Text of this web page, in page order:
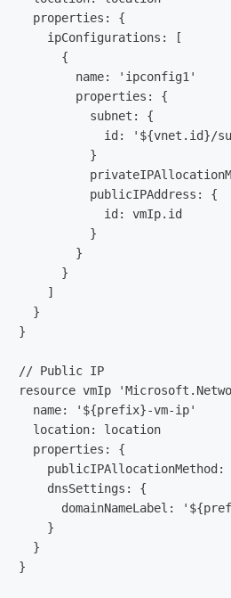
  properties: {
    ipConfigurations: [
      {
        name: 'ipconfig1'
        properties: {
          subnet: {
id: '${vnet.id}/
          }
          publicIPAddress: {
            id: vmIp.id
          }
        }
      }
    ]
  }
}
// Public IP
resource vmIp
  name: '${prefix}-vm-ip'
  location: location
  properties: {
publicIPAllocationMethod:
    dnsSettings: {
domainNameLabel:
    }
  }
}